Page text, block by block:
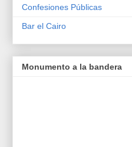
Confesiones Públicas
Bar el Cairo
Monumento a la bandera